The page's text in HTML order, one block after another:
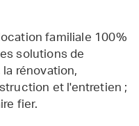
familiale 100%
solutions de
rénovation,
et l'entretien ;
fier.